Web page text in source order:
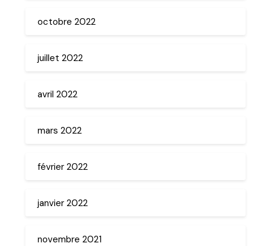
octobre 2022
juillet 2022
avril 2022
mars 2022
février 2022
janvier 2022
novembre 2021